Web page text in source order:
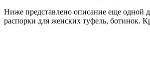
Ниже представлено описание еще одной
распорки для женских туфель, ботинок.